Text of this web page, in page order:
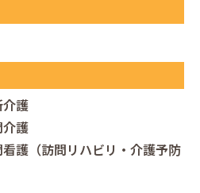
護
護
護（訪問リハビリ・介護予防